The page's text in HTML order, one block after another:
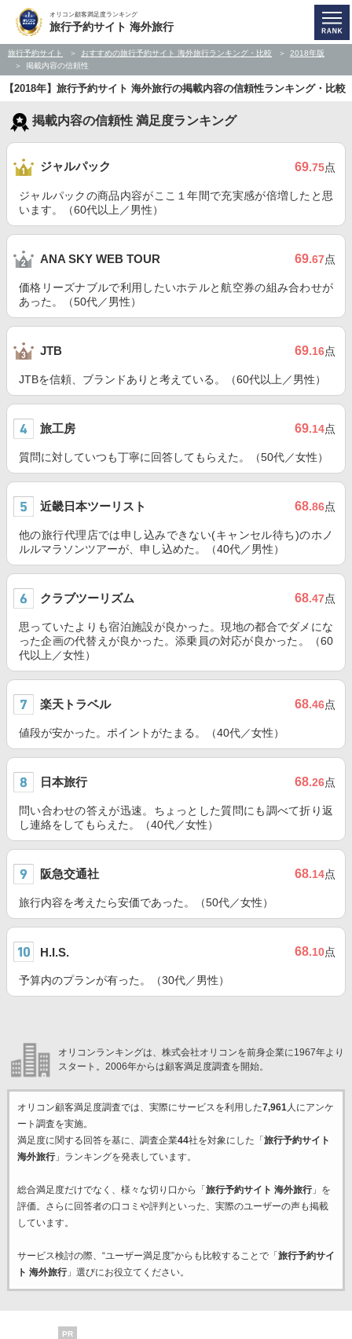
オリコン顧客満足度ランキング
旅行予約サイト 海外旅行
旅行予約サイト おすすめの旅行予約サイト 海外旅行ランキング・比較
2018年版
掲載内容の信頼性
【2018年】旅行予約サイト 海外旅行の掲載内容の信頼性ランキング・比較
掲載内容の信頼性 満足度ランキング
ジャルパック 69.75点
ジャルパックの商品内容がここ１年間で充実感が倍増したと思
います。（60代以上／男性）
ANA SKY WEB TOUR 69.67点
価格リーズナブルで利用したいホテルと航空券の組み合わせが
あった。（50代／男性）
JTB 69.16点
JTBを信頼、ブランドありと考えている。（60代以上／男性）
旅工房 69.14点
質問に対していつも丁寧に回答してもらえた。（50代／女性）
近畿日本ツーリスト 68.86点
他の旅行代理店では申し込みできない(キャンセル待ち)のホノ
ルルマラソンツアーが、申し込めた。（40代／男性）
クラブツーリズム 68.47点
思っていたよりも宿泊施設が良かった。現地の都合でダメにな
った企画の代替えが良かった。添乗員の対応が良かった。（60
代以上／女性）
楽天トラベル 68.46点
値段が安かった。ポイントがたまる。（40代／女性）
日本旅行 68.26点
問い合わせの答えが迅速。ちょっとした質問にも調べて折り返
し連絡をしてもらえた。（40代／女性）
阪急交通社 68.14点
旅行内容を考えたら安価であった。（50代／女性）
H.I.S. 68.10点
予算内のプランが有った。（30代／男性）
オリコンランキングは、株式会社オリコンを前身企業に1967年より
スタート。2006年からは顧客満足度調査を開始。
オリコン顧客満足度調査では、実際にサービスを利用した7,961人にアンケ
ート調査を実施。
満足度に関する回答を基に、調査企業44社を対象にした「 旅行予約サイト
海外旅行」ランキングを発表しています。
総合満足度だけでなく、様々な切り口から「 旅行予約サイト 海外旅行」を
評価。さらに回答者の口コミや評判といった、実際のユーザーの声も掲載
しています。
サービス検討の際、“ユーザー満足度”からも比較することで「 旅行予約サイ
ト 海外旅行」選びにお役立てください。
PR